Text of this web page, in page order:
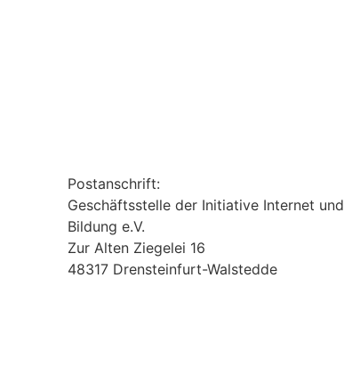
Postanschrift:
Geschäftsstelle der Initiative Internet und
Bildung e.V.
Zur Alten Ziegelei 16
48317 Drensteinfurt-Walstedde